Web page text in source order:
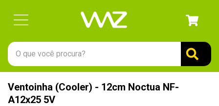
O que você procura?
Ventoinha (Cooler) - 12cm Noctua NF-
A12x25 5V
gabinete